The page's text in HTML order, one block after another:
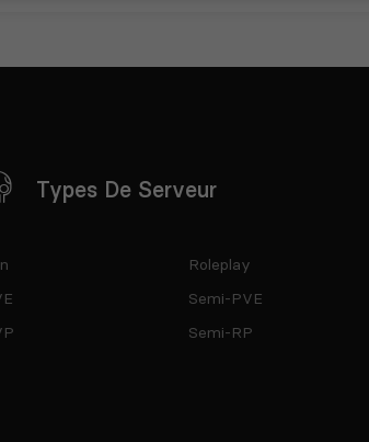
Types De Serveur
Roleplay
Semi-PVE
Semi-RP